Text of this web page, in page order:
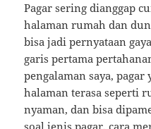
Pagar sering dianggap
halaman rumah dan
bisa jadi pernyataan
garis pertama
pengalaman saya, pagar
halaman terasa seperti
nyaman, dan bisa